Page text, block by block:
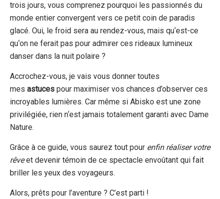
trois jours, vous comprenez pourquoi les passionnés du
monde entier convergent vers ce petit coin de paradis
glacé. Oui, le froid sera au rendez-vous, mais qu‘est-ce
qu‘on ne ferait pas pour admirer ces rideaux lumineux
danser dans la nuit polaire ?
Accrochez-vous, je vais vous donner toutes
mes astuces pour maximiser vos chances d’observer ces
incroyables lumières. Car même si Abisko est une zone
privilégiée, rien n‘est jamais totalement garanti avec Dame
Nature.
Grâce à ce guide, vous saurez tout pour enfin réaliser votre
rêveet devenir témoin de ce spectacle envoûtant qui fait
briller les yeux des voyageurs.
Alors, prêts pour l’aventure ? C’est parti !